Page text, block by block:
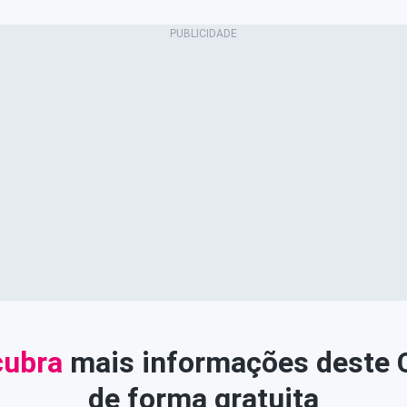
mais informações deste
de forma gratuita